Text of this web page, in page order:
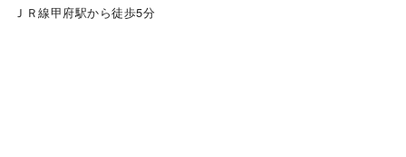
ＪＲ線甲府駅から徒歩5分